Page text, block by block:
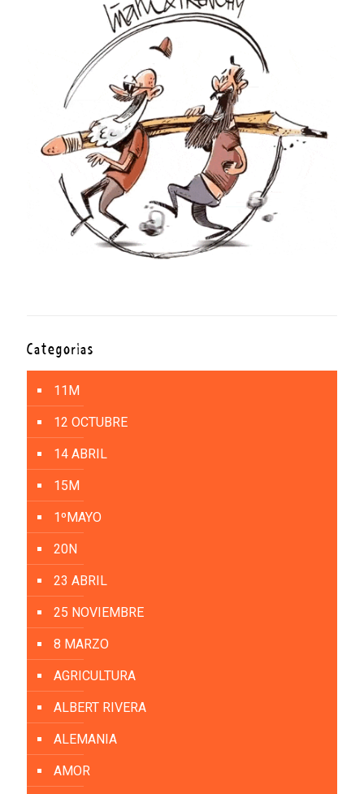
Categorías
11M
12 OCTUBRE
14 ABRIL
15M
1ºMAYO
20N
23 ABRIL
25 NOVIEMBRE
8 MARZO
AGRICULTURA
ALBERT RIVERA
ALEMANIA
AMOR